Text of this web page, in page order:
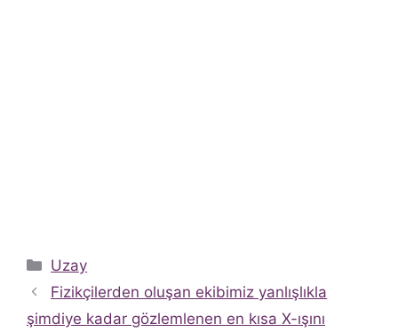
Kategoriler
Uzay
Fizikçilerden oluşan ekibimiz yanlışlıkla
şimdiye kadar gözlemlenen en kısa X-ışını